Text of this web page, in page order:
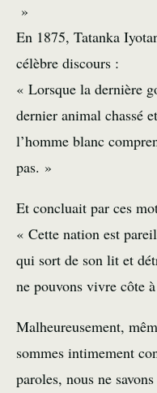
»
En 1875, Tatanka
célèbre discours :
« Lorsque la dernière
dernier animal chassé
l’homme blanc
pas. »
Et concluait par ces
« Cette nation est
qui sort de son lit et
ne pouvons vivre
Malheureusement,
sommes intimement
paroles, nous ne